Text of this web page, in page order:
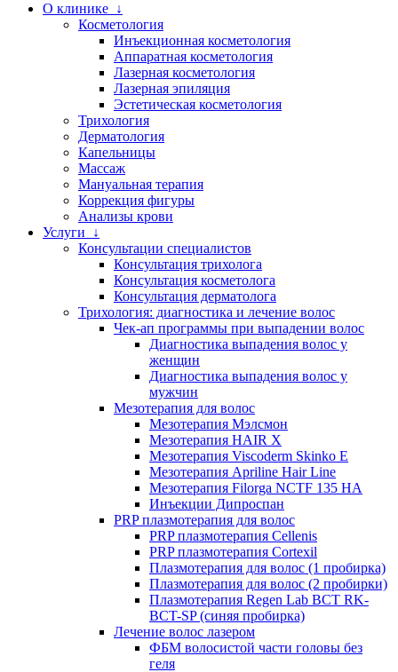
О клинике ↓
Косметология
Инъекционная косметология
Аппаратная косметология
Лазерная косметология
Лазерная эпиляция
Эстетическая косметология
Трихология
Дерматология
Капельницы
Массаж
Мануальная терапия
Коррекция фигуры
Анализы крови
Услуги ↓
Консультации специалистов
Консультация трихолога
Консультация косметолога
Консультация дерматолога
Трихология: диагностика и лечение волос
Чек-ап программы при выпадении волос
Диагностика выпадения волос у
женщин
Диагностика выпадения волос у
мужчин
Мезотерапия для волос
Мезотерапия Мэлсмон
Мезотерапия HAIR X
Мезотерапия Viscoderm Skinko E
Мезотерапия Apriline Hair Line
Мезотерапия Filorga NCTF 135 HA
Инъекции Дипроспан
PRP плазмотерапия для волос
PRP плазмотерапия Cellenis
PRP плазмотерапия Cortexil
Плазмотерапия для волос (1 пробирка)
Плазмотерапия для волос (2 пробирки)
Плазмотерапия Regen Lab BCT RK-
BCT-SP (синяя пробирка)
Лечение волос лазером
ФБМ волосистой части головы без
геля